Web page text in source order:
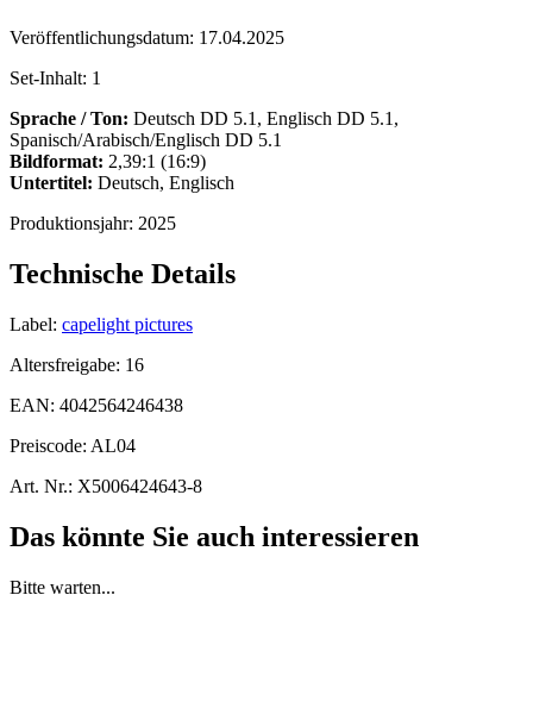
Veröffentlichungsdatum: 17.04.2025
Set-Inhalt: 1
Sprache / Ton: Deutsch DD 5.1, Englisch DD 5.1,
Spanisch/Arabisch/Englisch DD 5.1
Bildformat: 2,39:1 (16:9)
Untertitel: Deutsch, Englisch
Produktionsjahr: 2025
Technische Details
Label: capelight pictures
Altersfreigabe: 16
EAN: 4042564246438
Preiscode: AL04
Art. Nr.: X5006424643-8
Das könnte Sie auch interessieren
Bitte warten...